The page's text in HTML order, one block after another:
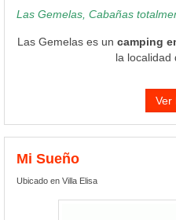
Las Gemelas, Cabañas
Las Gemelas es un camping
la localidad
Ver
Mi Sueño
Ubicado en Villa Elisa